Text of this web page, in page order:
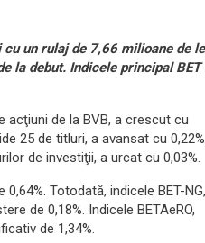
un rulaj de 7,66 milioane de
la debut. Indicele principal BET
acţiuni de la BVB, a crescut cu
25 de titluri, a avansat cu
de investiţii, a urcat cu 0,03%.
Totodată, indicele BET-NG,
de 0,18%. Indicele BETAeRO,
de 1,34%.